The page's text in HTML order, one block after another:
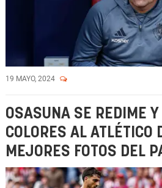
19 MAYO, 2024
OSASUNA SE REDIME
COLORES AL ATLÉTICO
MEJORES FOTOS DEL